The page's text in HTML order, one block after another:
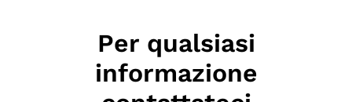
Per qualsiasi
informazione